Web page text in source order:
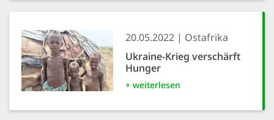
20.05.2022
Ostafrika
Ukraine-Krieg verschärft
Hunger
+ weiterlesen